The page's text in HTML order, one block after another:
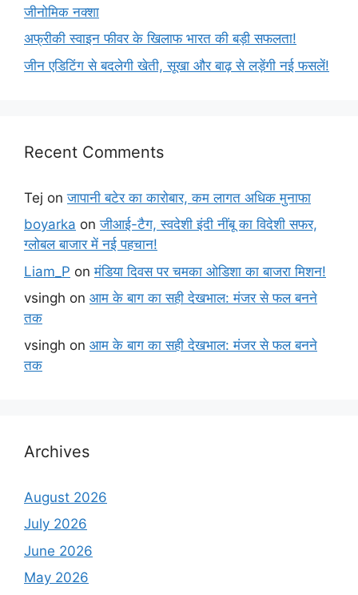
जीनोमिक नक्शा
अफ्रीकी स्वाइन फीवर के खिलाफ भारत की बड़ी सफलता!
जीन एडिटिंग से बदलेगी खेती, सूखा और बाढ़ से लड़ेंगी नई फसलें!
Recent Comments
Tej onजापानी बटेर का कारोबार, कम लागत अधिक मुनाफा
boyarka onजीआई-टैग, स्वदेशी इंदी नींबू का विदेशी सफर,
ग्लोबल बाजार में नई पहचान!
Liam_P onमंडिया दिवस पर चमका ओडिशा का बाजरा मिशन!
vsingh on आम के बाग का सही देखभाल: मंजर से फल बनने
तक
vsingh on आम के बाग का सही देखभाल: मंजर से फल बनने
तक
Archives
August 2026
July 2026
June 2026
May 2026